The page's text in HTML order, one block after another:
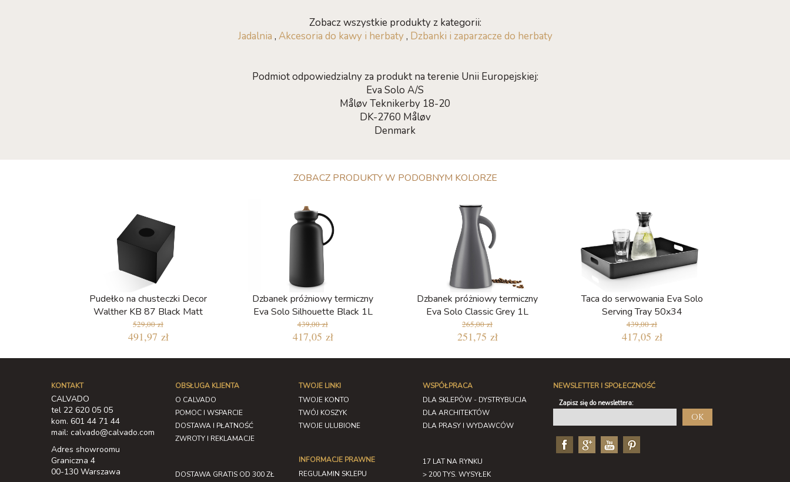
Zobacz wszystkie produkty z kategorii:
Jadalnia , Akcesoria do kawy i herbaty, Dzbanki i zaparzacze do herbaty
Podmiot odpowiedzialny za produkt na terenie Unii Europejskiej:
Eva Solo A/S
Måløv Teknikerby 18-20
DK-2760 Måløv
Denmark
ZOBACZ PRODUKTY W PODOBNYM KOLORZE
Pudełko na chusteczki Decor
Walther KB 87 Black Matt
529,00 zł
491,97 zł
Dzbanek próżniowy termiczny
Eva Solo Silhouette Black 1L
439,00 zł
417,05 zł
Dzbanek próżniowy termiczny
Eva Solo Classic Grey 1L
265,00 zł
251,75 zł
Taca do serwowania Eva Solo
Serving Tray 50x34
439,00 zł
417,05 zł
KONTAKT
CALVADO
tel 22 620 05 05
kom. 601 44 71 44
mail: calvado@calvado.com
Adres showroomu
Graniczna 4
00-130 Warszawa
OBSŁUGA KLIENTA
O CALVADO
POMOC I WSPARCIE
DOSTAWA I PŁATNOŚĆ
ZWROTY I REKLAMACJE
DOSTAWA GRATIS OD 300 ZŁ
TWOJE LINKI
TWOJE KONTO
TWÓJ KOSZYK
TWOJE ULUBIONE
INFORMACJE PRAWNE
REGULAMIN SKLEPU
WSPÓŁPRACA
DLA SKLEPÓW - DYSTRYBUCJA
DLA ARCHITEKTÓW
DLA PRASY I WYDAWCÓW
17 LAT NA RYNKU
> 200 TYS. WYSYŁEK
NEWSLETTER I SPOŁECZNOŚĆ
Zapisz się do newslettera:
OK